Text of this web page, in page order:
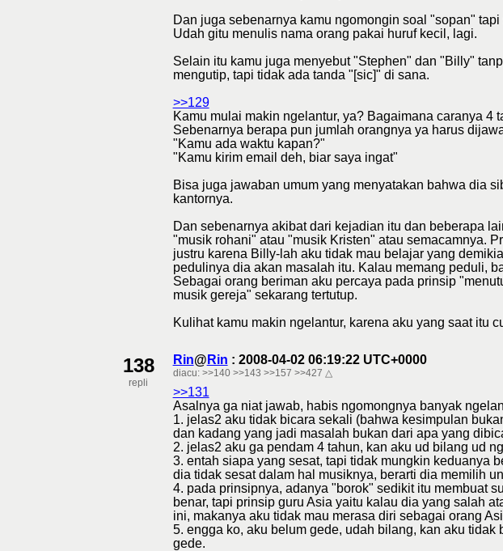
Dan juga sebenarnya kamu ngomongin soal "sopan"
Udah gitu menulis nama orang pakai huruf kecil, lagi.
Selain itu kamu juga menyebut "Stephen" dan "Billy"
mengutip, tapi tidak ada tanda "[sic]" di sana.
>>129
Kamu mulai makin ngelantur, ya? Bagaimana caranya 4
Sebenarnya berapa pun jumlah orangnya ya harus
"Kamu ada waktu kapan?"
"Kamu kirim email deh, biar saya ingat"
Bisa juga jawaban umum yang menyatakan bahwa dia
kantornya.
Dan sebenarnya akibat dari kejadian itu dan beberapa
"musik rohani" atau "musik Kristen" atau semacamnya.
justru karena Billy-lah aku tidak mau belajar yang
pedulinya dia akan masalah itu. Kalau memang peduli,
Sebagai orang beriman aku percaya pada prinsip
musik gereja" sekarang tertutup.
Kulihat kamu makin ngelantur, karena aku yang saat itu
138
repli
Rin@ Rin : 2008-04-02 06:19:22 UTC+0000
diacu: >>140 >>143 >>157 >>427 △
>>131
Asalnya ga niat jawab, habis ngomongnya banyak
1. jelas2 aku tidak bicara sekali (bahwa kesimpulan
dan kadang yang jadi masalah bukan dari apa yang
2. jelas2 aku ga pendam 4 tahun, kan aku ud bilang ud
3. entah siapa yang sesat, tapi tidak mungkin keduanya
dia tidak sesat dalam hal musiknya, berarti dia memilih
4. pada prinsipnya, adanya "borok" sedikit itu membuat
benar, tapi prinsip guru Asia yaitu kalau dia yang salah
ini, makanya aku tidak mau merasa diri sebagai orang
5. engga ko, aku belum gede, udah bilang, kan aku
gede.